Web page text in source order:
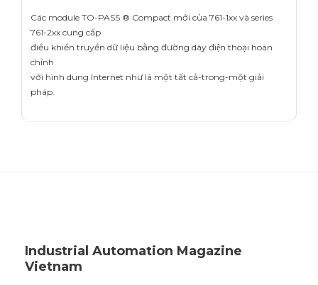
Các module TO-PASS ® Compact mới của 761-1xx và series
761-2xx cung cấp
điều khiển truyền dữ liệu bằng đường dây điện thoại hoàn
chỉnh
với hình dung Internet như là một tất cả-trong-một giải
pháp.
Industrial Automation Magazine
Vietnam